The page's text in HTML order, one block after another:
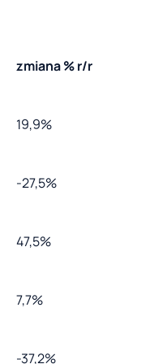
zmiana % r/r
19,9%
-27,5%
47,5%
7,7%
-37,2%